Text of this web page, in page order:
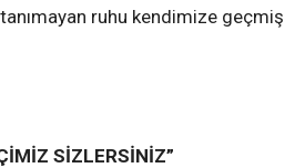
ruhu kendimize geçmiş
SİZLERSİNİZ”